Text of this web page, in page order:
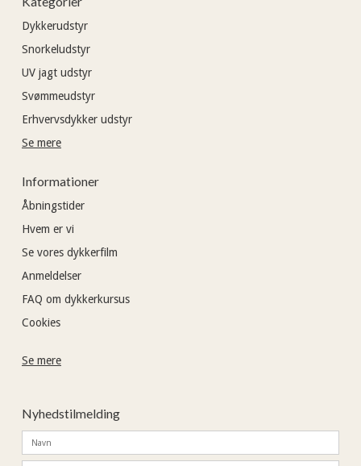
Dykkerudstyr
Snorkeludstyr
UV jagt udstyr
Svømmeudstyr
Erhvervsdykker udstyr
Se mere
Informationer
Åbningstider
Hvem er vi
Se vores dykkerfilm
Anmeldelser
FAQ om dykkerkursus
Cookies
Se mere
Nyhedstilmelding